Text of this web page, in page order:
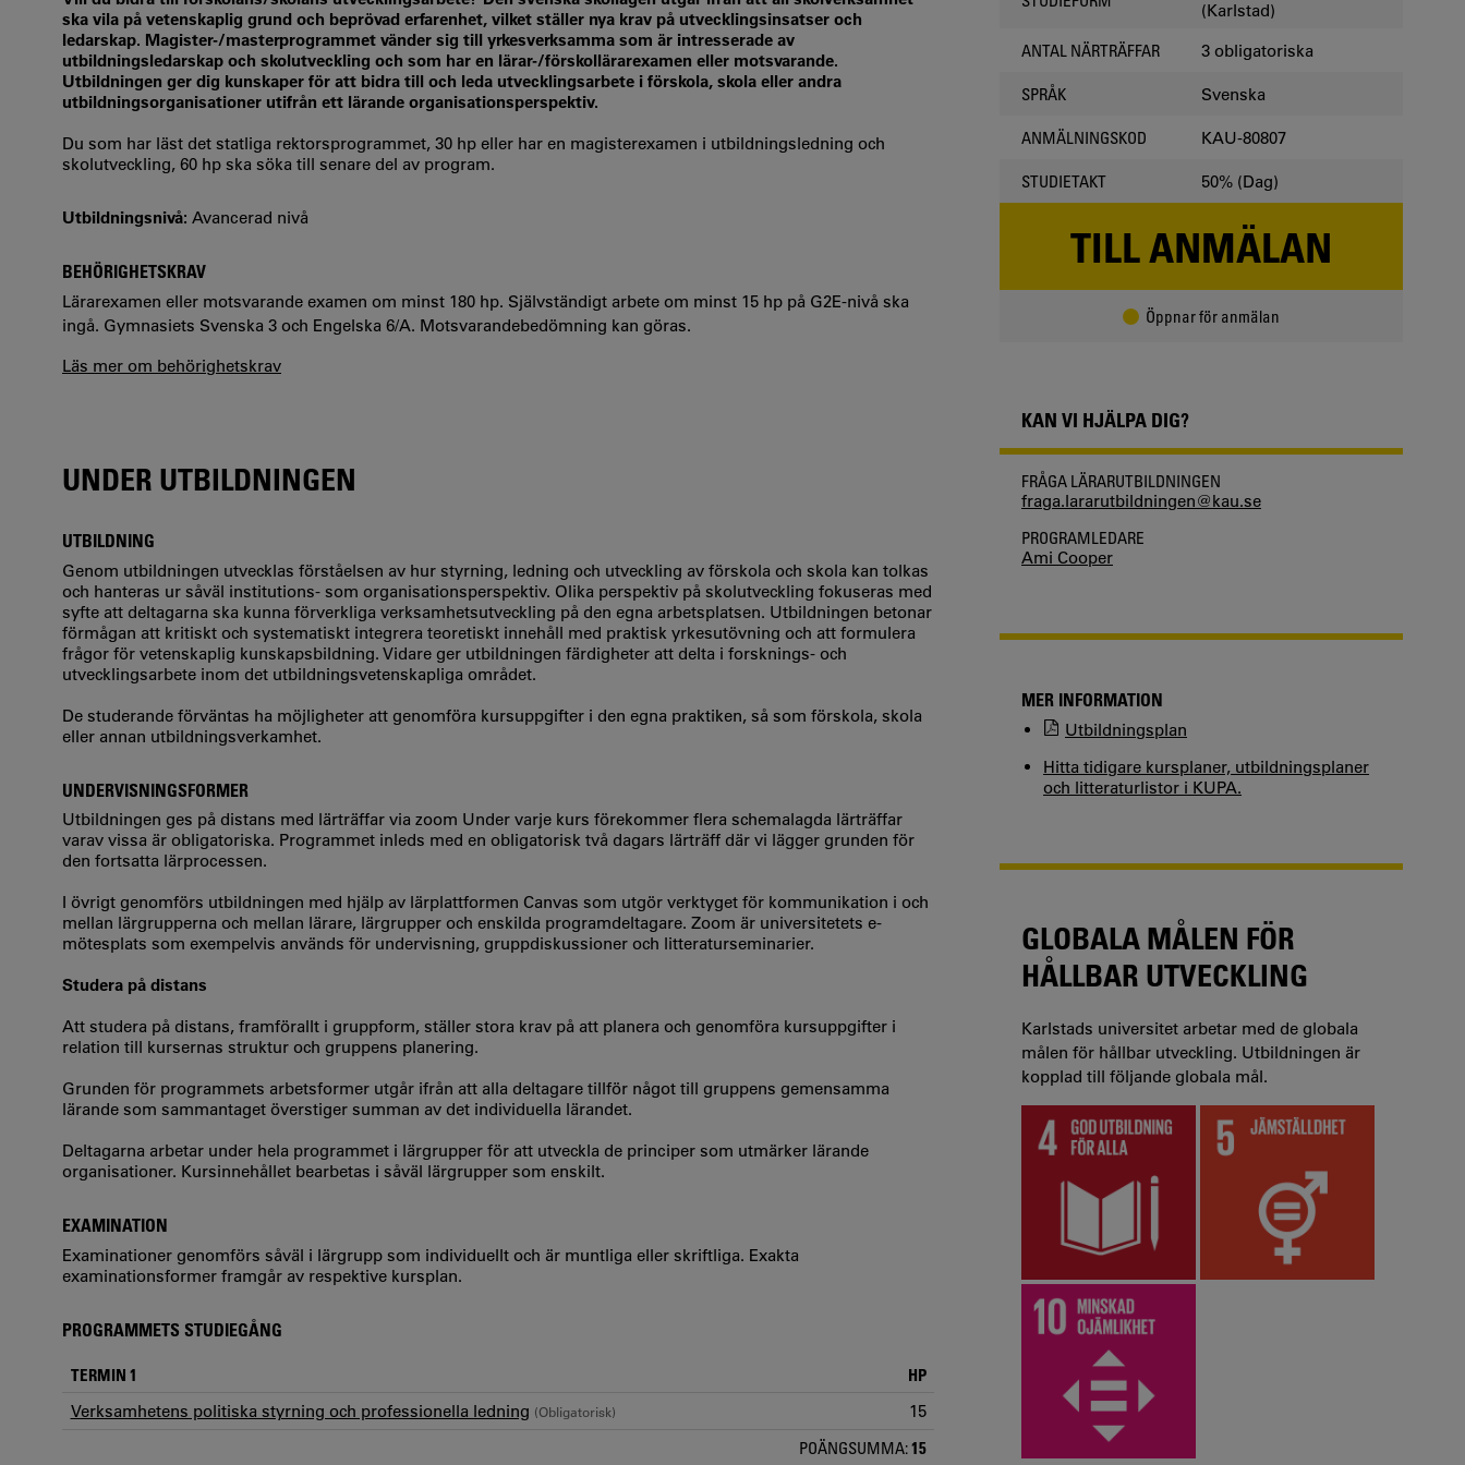
ska vila på vetenskaplig grund och beprövad erfarenhet, vilket ställer nya krav på utvecklingsinsatser och
ledarskap. Magister-/masterprogrammet vänder sig till yrkesverksamma som är intresserade av
utbildningsledarskap och skolutveckling och som har en lärar-/förskollärarexamen eller motsvarande.
Utbildningen ger dig kunskaper för att bidra till och leda utvecklingsarbete i förskola, skola eller andra
utbildningsorganisationer utifrån ett lärande organisationsperspektiv.
Du som har läst det statliga rektorsprogrammet, 30 hp eller har en magisterexamen i utbildningsledning och
skolutveckling, 60 hp ska söka till senare del av program.
Utbildningsnivå: Avancerad nivå
BEHÖRIGHETSKRAV
Lärarexamen eller motsvarande examen om minst 180 hp. Självständigt arbete om minst 15 hp på G2E-nivå ska
ingå. Gymnasiets Svenska 3 och Engelska 6/A. Motsvarandebedömning kan göras.
Läs mer om behörighetskrav
UNDER UTBILDNINGEN
UTBILDNING
Genom utbildningen utvecklas förståelsen av hur styrning, ledning och utveckling av förskola och skola kan tolkas
och hanteras ur såväl institutions- som organisationsperspektiv. Olika perspektiv på skolutveckling fokuseras med
syfte att deltagarna ska kunna förverkliga verksamhetsutveckling på den egna arbetsplatsen. Utbildningen betonar
förmågan att kritiskt och systematiskt integrera teoretiskt innehåll med praktisk yrkesutövning och att formulera
frågor för vetenskaplig kunskapsbildning. Vidare ger utbildningen färdigheter att delta i forsknings- och
utvecklingsarbete inom det utbildningsvetenskapliga området.
De studerande förväntas ha möjligheter att genomföra kursuppgifter i den egna praktiken, så som förskola, skola
eller annan utbildningsverkamhet.
UNDERVISNINGSFORMER
Utbildningen ges på distans med lärträffar via zoom Under varje kurs förekommer flera schemalagda lärträffar
varav vissa är obligatoriska. Programmet inleds med en obligatorisk två dagars lärträff där vi lägger grunden för
den fortsatta lärprocessen.
I övrigt genomförs utbildningen med hjälp av lärplattformen Canvas som utgör verktyget för kommunikation i och
mellan lärgrupperna och mellan lärare, lärgrupper och enskilda programdeltagare. Zoom är universitetets e-
mötesplats som exempelvis används för undervisning, gruppdiskussioner och litteraturseminarier.
Studera på distans
Att studera på distans, framförallt i gruppform, ställer stora krav på att planera och genomföra kursuppgifter i
relation till kursernas struktur och gruppens planering.
Grunden för programmets arbetsformer utgår ifrån att alla deltagare tillför något till gruppens gemensamma
lärande som sammantaget överstiger summan av det individuella lärandet.
Deltagarna arbetar under hela programmet i lärgrupper för att utveckla de principer som utmärker lärande
organisationer. Kursinnehållet bearbetas i såväl lärgrupper som enskilt.
EXAMINATION
Examinationer genomförs såväl i lärgrupp som individuellt och är muntliga eller skriftliga. Exakta
examinationsformer framgår av respektive kursplan.
PROGRAMMETS STUDIEGÅNG
TERMIN 1 HP
Verksamhetens politiska styrning och professionella ledning (Obligatorisk) 15
POÄNGSUMMA:15
(Karlstad)
ANTAL NÄRTRÄFFAR 3 obligatoriska
SPRÅK Svenska
ANMÄLNINGSKOD KAU-80807
STUDIETAKT 50% (Dag)
TILL ANMÄLAN
Öppnar för anmälan
KAN VI HJÄLPA DIG?
FRÅGA LÄRARUTBILDNINGEN
fraga.lararutbildningen@kau.se
PROGRAMLEDARE
Ami Cooper
MER INFORMATION
Utbildningsplan
Hitta tidigare kursplaner, utbildningsplaner
och litteraturlistor i KUPA.
GLOBALA MÅLEN FÖR
HÅLLBAR UTVECKLING
Karlstads universitet arbetar med de globala
målen för hållbar utveckling. Utbildningen är
kopplad till följande globala mål.